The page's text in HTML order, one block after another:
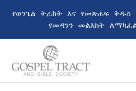
የወንጌል ትራክት እና የመጽሐፍ
የመዳንን መልእክት